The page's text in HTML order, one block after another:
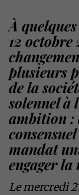
À
12 octobre
plusieurs
de la
solennel à
ambition :
mandat
engager
Le mercredi